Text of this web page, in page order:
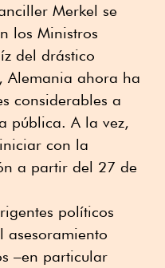
Merkel se
los Ministros
del drástico
Alemania ahora ha
considerables a
pública. A la vez,
con la
a partir del 27 de
políticos
asesoramiento
–en particular